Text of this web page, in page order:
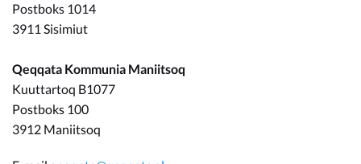
Postboks 1014
3911 Sisimiut
Qeqqata Kommunia Maniitsoq
Kuuttartoq B1077
Postboks 100
3912 Maniitsoq